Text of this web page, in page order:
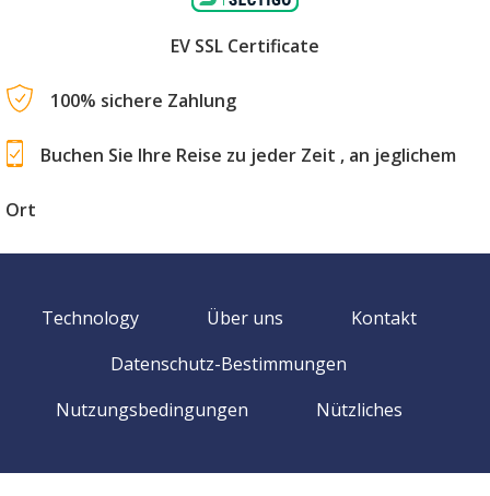
EV SSL Certificate
100% sichere Zahlung
Buchen Sie Ihre Reise zu jeder Zeit , an jeglichem
Ort
Technology Über uns
Kontakt
Datenschutz-Bestimmungen
Nutzungsbedingungen
Nützliches